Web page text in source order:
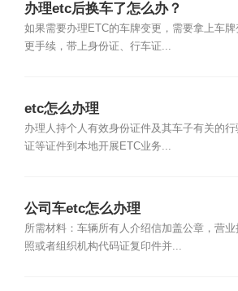
办理etc后换车了怎么办？
如果需要办理ETC的车牌变更，需要拿上车牌
更手续，带上身份证、行车证...
etc怎么办理
办理人持个人有效身份证件及其车子有关的行
证等证件到本地开展ETC业务...
公司车etc怎么办理
所需材料：车辆所有人介绍信加盖公章，营业
照或者组织机构代码证复印件并...